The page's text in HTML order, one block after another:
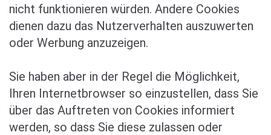
nicht funktionieren würden. Andere Cookies
dienen dazu das Nutzerverhalten auszuwerten
oder Werbung anzuzeigen.
Sie haben aber in der Regel die Möglichkeit,
Ihren Internetbrowser so einzustellen, dass Sie
über das Auftreten von Cookies informiert
werden, so dass Sie diese zulassen oder